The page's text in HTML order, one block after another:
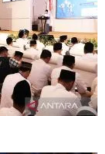
sebagai Lebaran